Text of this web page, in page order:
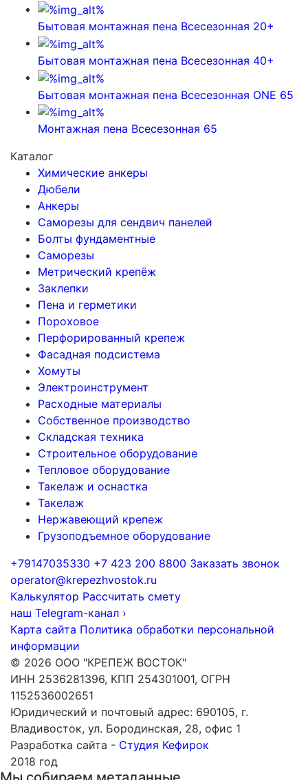
Бытовая монтажная пена Всесезонная 20+
Бытовая монтажная пена Всесезонная 40+
Бытовая монтажная пена Всесезонная ONE 65
Монтажная пена Всесезонная 65
Каталог
Химические анкеры
Дюбели
Анкеры
Саморезы для сендвич панелей
Болты фундаментные
Саморезы
Метрический крепёж
Заклепки
Пена и герметики
Пороховое
Перфорированный крепеж
Фасадная подсистема
Хомуты
Электроинструмент
Расходные материалы
Собственное производство
Складская техника
Строительное оборудование
Тепловое оборудование
Такелаж и оснастка
Такелаж
Нержавеющий крепеж
Грузоподъемное оборудование
+79147035330 +7 423 200 8800 Заказать звонок
operator@krepezhvostok.ru
Калькулятор Рассчитать смету
наш Telegram-канал ›
Карта сайта Политика обработки персональной
информации
© 2026 ООО "КРЕПЕЖ ВОСТОК"
ИНН 2536281396, КПП 254301001, ОГРН
1152536002651
Юридический и почтовый адрес: 690105, г.
Владивосток, ул. Бородинская, 28, офис 1
Разработка сайта - Студия Кефирок
2018 год